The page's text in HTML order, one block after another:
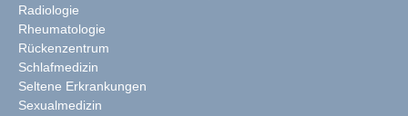
Radiologie
Rheumatologie
Rückenzentrum
Schlafmedizin
Seltene Erkrankungen
Sexualmedizin